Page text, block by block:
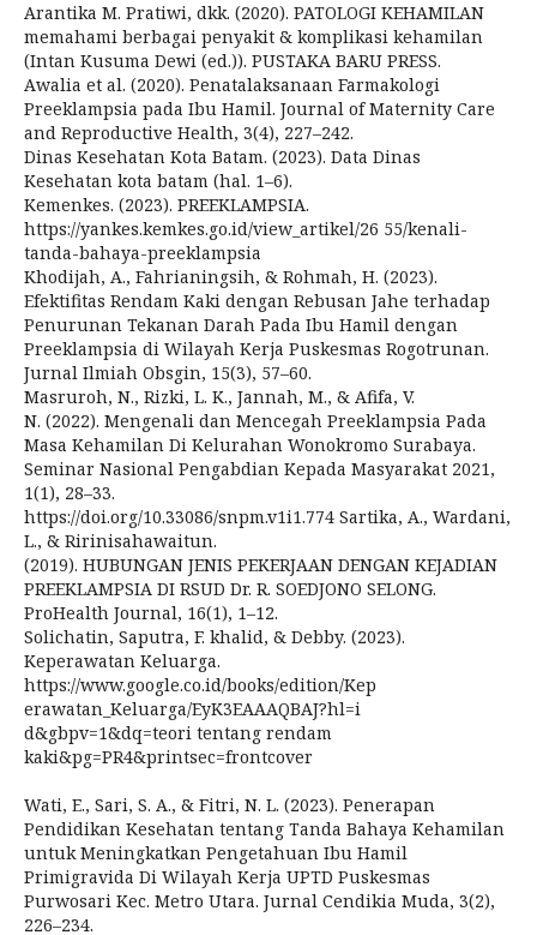
Arantika M. Pratiwi, dkk. (2020). PATOLOGI KEHAMILAN
memahami berbagai penyakit & komplikasi kehamilan
(Intan Kusuma Dewi (ed.)). PUSTAKA BARU PRESS.
Awalia et al. (2020). Penatalaksanaan Farmakologi
Preeklampsia pada Ibu Hamil. Journal of Maternity Care
and Reproductive Health, 3(4), 227–242.
Dinas Kesehatan Kota Batam. (2023). Data Dinas
Kesehatan kota batam (hal. 1–6).
Kemenkes. (2023). PREEKLAMPSIA.
https://yankes.kemkes.go.id/view_artikel/26 55/kenali-
tanda-bahaya-preeklampsia
Khodijah, A., Fahrianingsih, & Rohmah, H. (2023).
Efektifitas Rendam Kaki dengan Rebusan Jahe terhadap
Penurunan Tekanan Darah Pada Ibu Hamil dengan
Preeklampsia di Wilayah Kerja Puskesmas Rogotrunan.
Jurnal Ilmiah Obsgin, 15(3), 57–60.
Masruroh, N., Rizki, L. K., Jannah, M., & Afifa, V.
N. (2022). Mengenali dan Mencegah Preeklampsia Pada
Masa Kehamilan Di Kelurahan Wonokromo Surabaya.
Seminar Nasional Pengabdian Kepada Masyarakat 2021,
1(1), 28–33.
https://doi.org/10.33086/snpm.v1i1.774 Sartika, A., Wardani,
L., & Ririnisahawaitun.
(2019). HUBUNGAN JENIS PEKERJAAN DENGAN KEJADIAN
PREEKLAMPSIA DI RSUD Dr. R. SOEDJONO SELONG.
ProHealth Journal, 16(1), 1–12.
Solichatin, Saputra, F. khalid, & Debby. (2023).
Keperawatan Keluarga.
https://www.google.co.id/books/edition/Kep
erawatan_Keluarga/EyK3EAAAQBAJ?hl=i
d&gbpv=1&dq=teori tentang rendam
kaki&pg=PR4&printsec=frontcover
Wati, E., Sari, S. A., & Fitri, N. L. (2023). Penerapan
Pendidikan Kesehatan tentang Tanda Bahaya Kehamilan
untuk Meningkatkan Pengetahuan Ibu Hamil
Primigravida Di Wilayah Kerja UPTD Puskesmas
Purwosari Kec. Metro Utara. Jurnal Cendikia Muda, 3(2),
226–234.